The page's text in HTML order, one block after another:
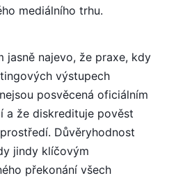
mediálního trhu.
jasně najevo, že praxe, kdy
výstupech
posvěcená oficiálním
a že diskredituje pověst
Důvěryhodnost
jindy klíčovým
překonání všech